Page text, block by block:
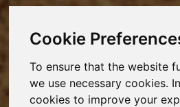
Cookie
To ensure that the website
we use necessary cookies.
cookies to improve your
Explore
FAQ